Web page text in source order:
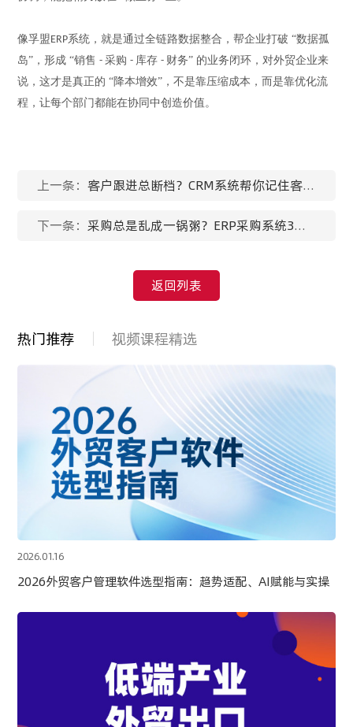
像孚盟ERP系统，就是通过全链路数据整合，帮企业打破 “数据孤
岛”，形成 “销售-采购- 库存- 财务” 的业务闭环 ，对外贸企业来
说，这才是真正的 “降本增效” ，不是靠压缩成本，而是靠优化流
程，让每个部门都能在协同中创造价值。
上一条：客户跟进总断档？CRM系统帮你记住客户
下一条：采购总是乱成一锅粥？ERP采购系统3步
返回列表
热门推荐 视频课程精选
2026.01.16
2026外贸客户管理软件选型指南：趋势适配、AI赋能与实操